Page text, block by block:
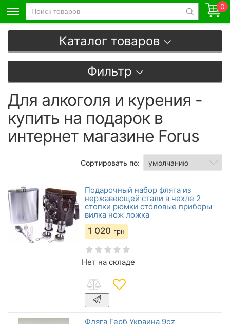
0
Каталог товаров
Фильтр
Для алкоголя и курения -
купить на подарок в
интернет магазине Forus
Сортировать по:
Подарочный набор фляга из
нержавеющей стали в чехле 2
стопки рюмки столовые приборы
вилка нож ложка
1 020 грн
Нет на складе
Фляга Герб Украина 9oz